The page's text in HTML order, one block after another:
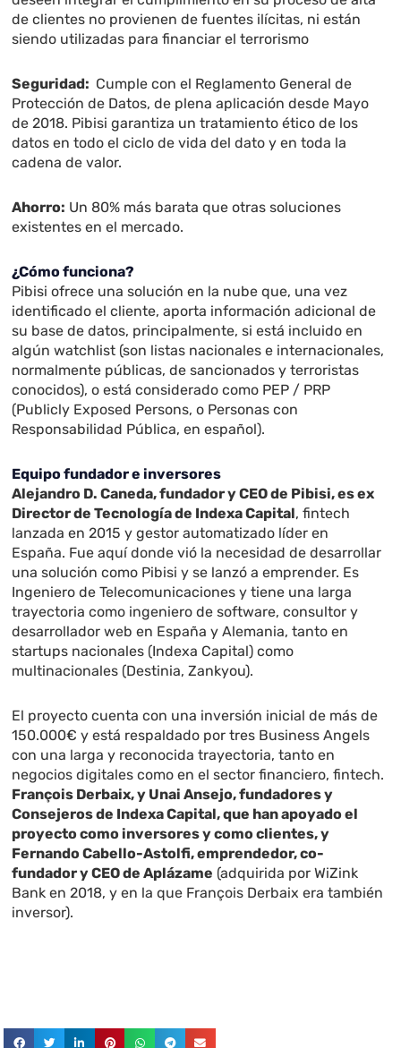
de clientes no provienen de fuentes ilícitas, ni están
siendo utilizadas para financiar el terrorismo
Seguridad: Cumple con el Reglamento General de
Protección de Datos, de plena aplicación desde Mayo
de 2018. Pibisi garantiza un tratamiento ético de los
datos en todo el ciclo de vida del dato y en toda la
cadena de valor.
Ahorro: Un 80% más barata que otras soluciones
existentes en el mercado.
¿Cómo funciona?
Pibisi ofrece una solución en la nube que, una vez
identificado el cliente, aporta informaciónadicional de
su base de datos, principalmente, si está incluido en
algún watchlist (son listas nacionales e internacionales,
normalmente públicas, de sancionados y terroristas
conocidos), o está considerado como PEP / PRP
(Publicly Exposed Persons, o Personas con
Responsabilidad Pública, en español).
Equipo fundador e inversores
Alejandro D. Caneda, fundador y CEO de Pibisi, es ex
Director de Tecnología de Indexa Capital, fintech
lanzada en 2015 y gestor automatizado líder en
España. Fue aquí donde vió la necesidad de desarrollar
una solución como Pibisi y se lanzó a emprender. Es
Ingeniero de Telecomunicaciones y tiene una larga
trayectoria como ingeniero de software, consultor y
desarrollador web en España y Alemania, tanto en
startups nacionales (Indexa Capital) como
multinacionales (Destinia, Zankyou).
El proyecto cuenta con una inversión inicial de más de
150.000€ y está respaldado portres Business Angels
con una larga y reconocida trayectoria, tanto en
negocios digitales como en el sector financiero, fintech.
François Derbaix, y Unai Ansejo, fundadores y
Consejeros de Indexa Capital, que han apoyado el
proyecto como inversores y como clientes, y
Fernando Cabello-Astolfi,emprendedor, co-
fundador y CEO de Aplázame (adquirida por WiZink
Bank en 2018, y en la que François Derbaix era también
inversor).